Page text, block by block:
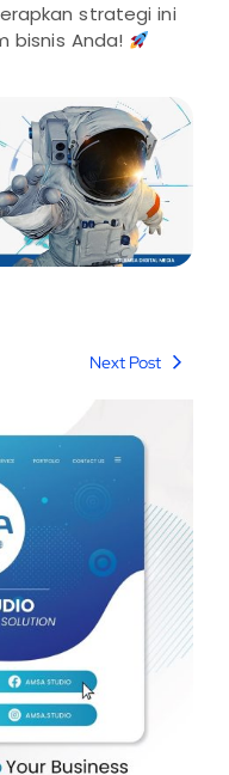
strategi ini
bisnis Anda!
Next Post